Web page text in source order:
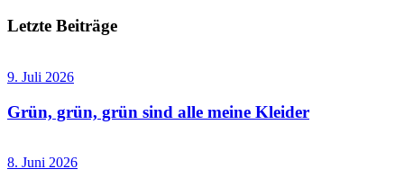
Letzte Beiträge
9. Juli 2026
Grün, grün, grün sind alle meine Kleider
8. Juni 2026